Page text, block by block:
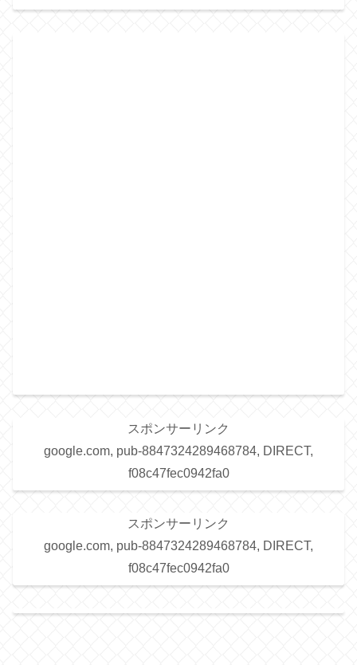
スポンサーリンク
google.com, pub-8847324289468784, DIRECT,
f08c47fec0942fa0
スポンサーリンク
google.com, pub-8847324289468784, DIRECT,
f08c47fec0942fa0